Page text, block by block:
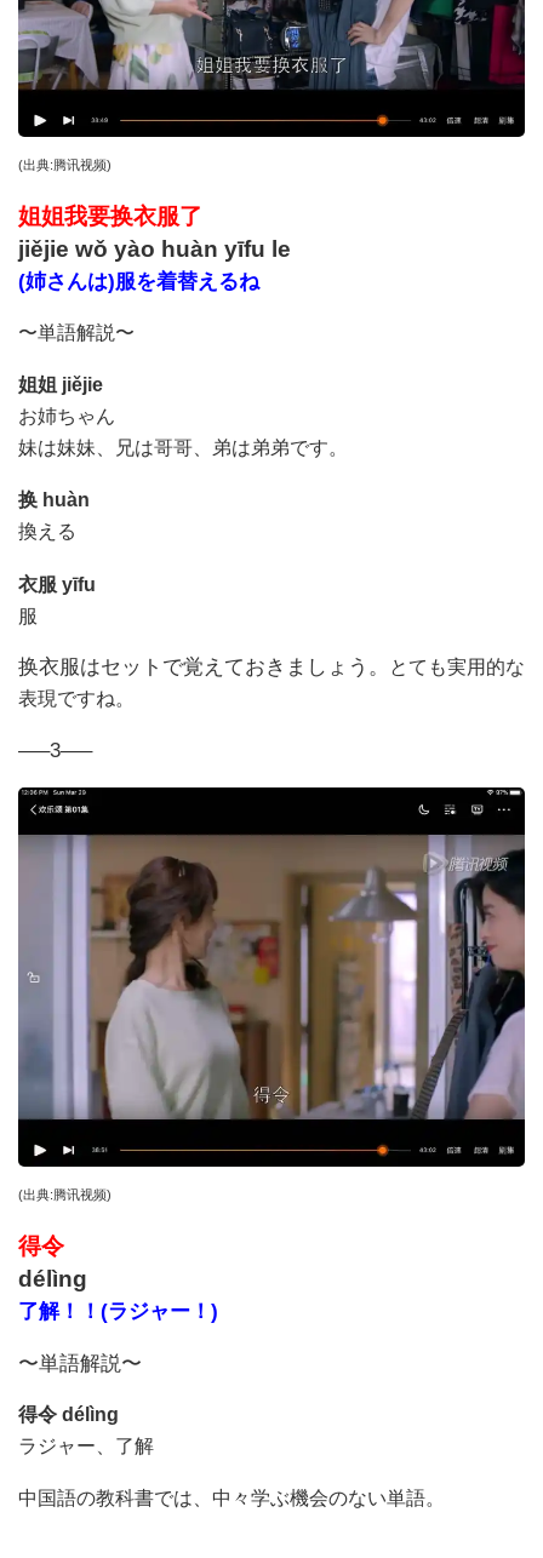
(出典:腾讯视频)
姐姐我要换衣服了
jiějie wǒ yào huàn yīfu le
(姉さんは)服を着替えるね
〜単語解説〜
姐姐 jiějie
お姉ちゃん
妹は妹妹、兄は哥哥、弟は弟弟です。
换 huàn
換える
衣服 yīfu
服
换衣服はセットで覚えておきましょう。
とても実用的な
表現ですね。
—–3—–
(出典: 腾讯视频)
得令
délìng
了解！！(ラジャー！)
〜単語解説〜
得令 délìng
ラジャー、了解
中国語の教科書では、中々学ぶ機会のない単語。